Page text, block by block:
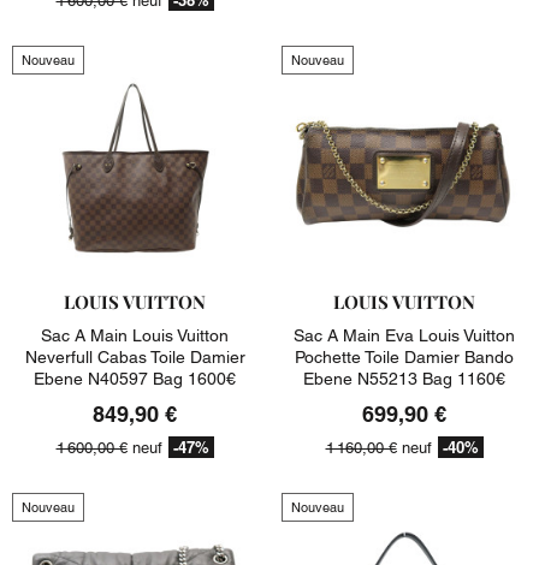
Nouveau
LOUIS VUITTON
Sac A Main Louis Vuitton
Neverfull Cabas Toile Damier
Ebene N40597 Bag 1600€
849,90 €
1 600,00 €neuf -47%
Nouveau
LOUIS VUITTON
Sac A Main Eva Louis Vuitton
Pochette Toile Damier Bando
Ebene N55213 Bag 1160€
699,90 €
1 160,00 €neuf -40%
Nouveau Nouveau